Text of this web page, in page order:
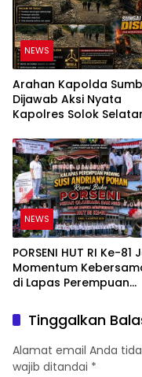
NEWS
Arahan Kapolda
Dijawab Aksi Nyata
Kapolres Solok
Bukan Sekadar Slogan
NEWS
PORSENI HUT RI Ke-81
Momentum
di Lapas Perempuan
Tinggalkan
Alamat email Anda
wajib ditandai *